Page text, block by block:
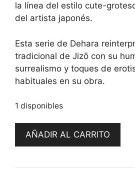
la línea del estilo cute-
del artista japonés.
Esta serie de Dehara
tradicional de Jizō con su
surrealismo y toques de
habituales en su obra.
1 disponibles
Jisosan
Dehara
AÑADIR AL CARRITO